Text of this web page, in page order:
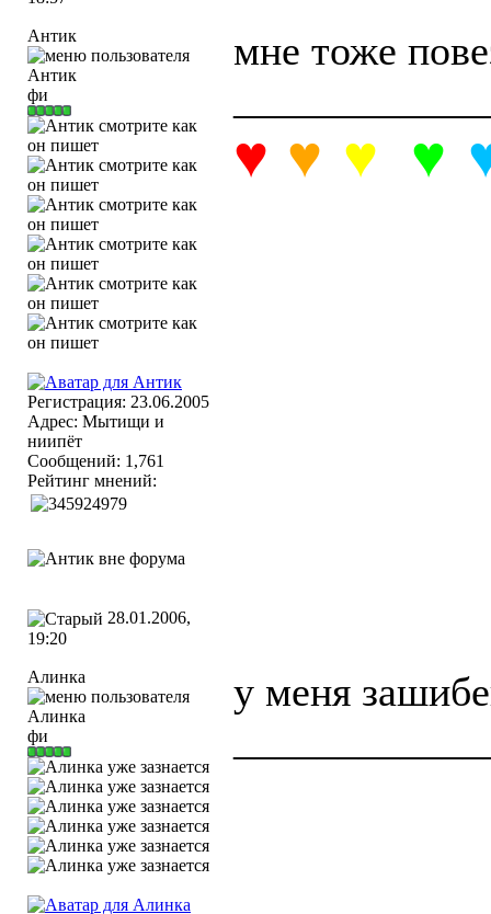
Антик
фи
Регистрация: 23.06.2005
Адрес: Мытищи и
ниипёт
Сообщений: 1,761
Рейтинг мнений:
мне тоже
♥ ♥ ♥ ♥
28.01.2006,
19:20
Алинка
фи
у меня